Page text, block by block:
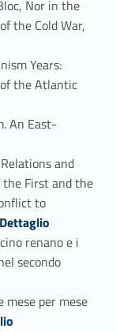
Nor in the
the Cold War,
Years:
the Atlantic
An East-
and
First and the
to
Link identifier #identifier_person_52329-24
Dettaglio
renano e i
secondo
mese per mese